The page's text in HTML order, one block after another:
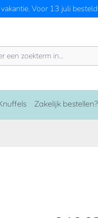
Voor 13 juli
Zakelijk bestellen?